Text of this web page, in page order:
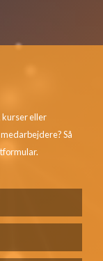
kurser eller
Så